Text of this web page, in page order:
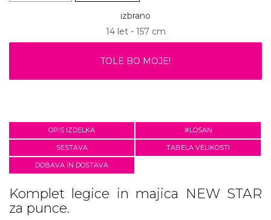
izbrano
14 let - 157 cm
TOLE BO MOJE!
OPIS IZDELKA #LOSAN
SESTAVA TABELA VELIKOSTI
DOBAVA IN DOSTAVA
Komplet legice in majica NEW STAR
za punce.